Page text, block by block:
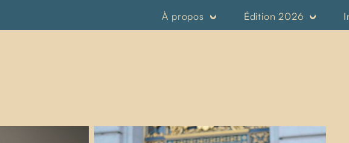
À propos Édition 2026